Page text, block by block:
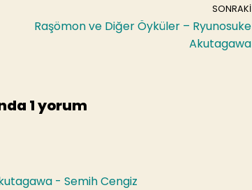
SONRAKI
Raşömon ve Diğer Öyküler – Ryunosuke
Akutagawa
1 yorum
- Semih Cengiz